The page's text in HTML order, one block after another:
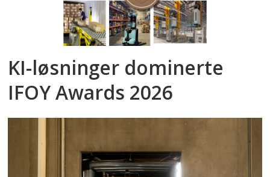
KI-løsninger dominerte
IFOY Awards 2026